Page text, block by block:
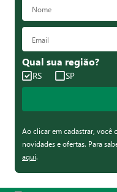
Qual sua região?
RS SP
Ao clicar em cadastrar, você
novidades e ofertas. Para
aqui.